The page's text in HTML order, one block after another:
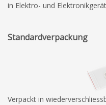
in Elektro- und
Standardverpackung
Verpackt in